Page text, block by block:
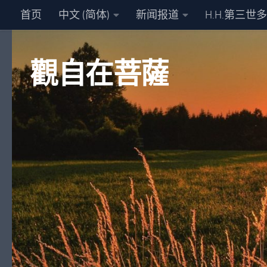
跳至内容
首页 中文 (简体) 新闻报道 H.H.第三世
觀自在菩薩